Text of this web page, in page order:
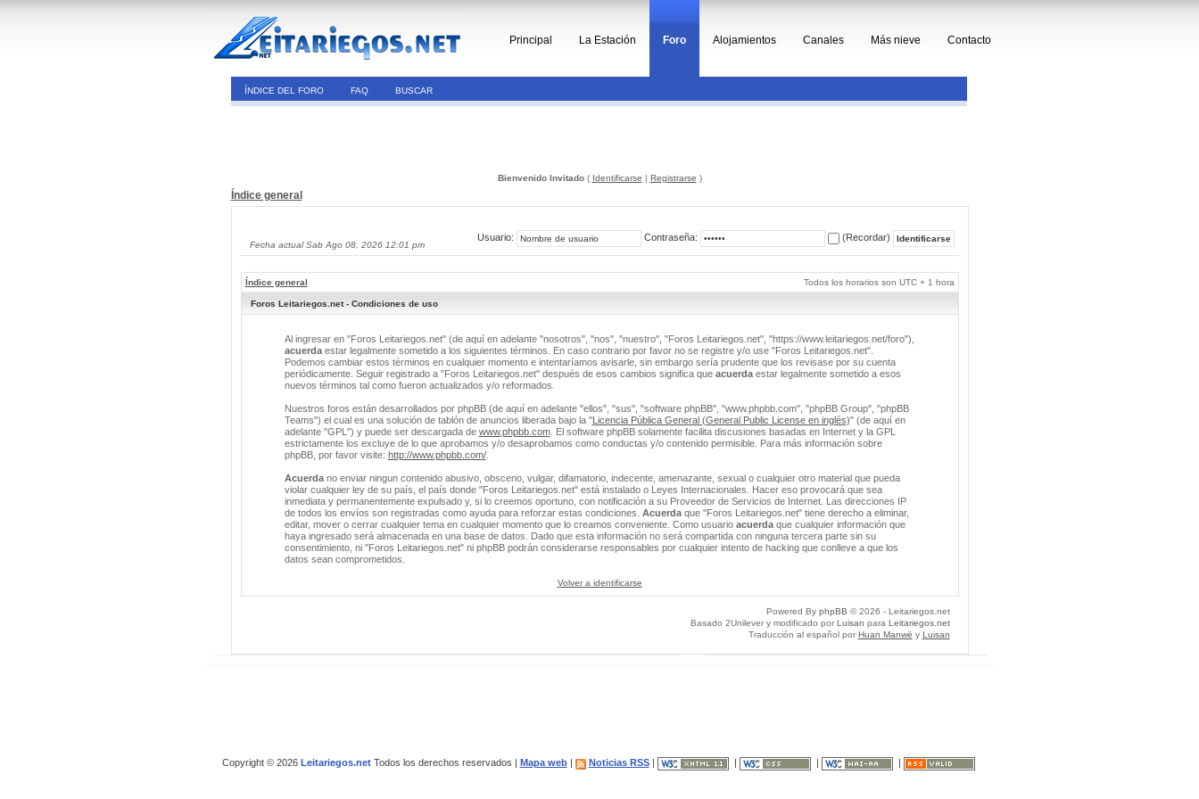
Principal La Estación Foro Alojamientos Canales Más nieve Contacto
ÍNDICE DEL FORO FAQ BUSCAR
Bienvenido Invitado( Identificarse | Registrarse )
Índice general
Fecha actual Sab Ago 08, 2026 12:01 pm
Usuario: Contraseña: (Recordar)
Índice general Todos los horarios son UTC + 1 hora
Foros Leitariegos.net - Condiciones de uso
Al ingresar en "Foros Leitariegos.net" (de aquí en adelante "nosotros", "nos", "nuestro", "Foros Leitariegos.net", "https://www.leitariegos.net/foro"),
acuerdaestar legalmente sometido a los siguientes términos. En caso contrario por favor no se registre y/o use "Foros Leitariegos.net".
Podemos cambiar estos términos en cualquier momento e intentaríamos avisarle, sin embargo sería prudente que los revisase por su cuenta
periódicamente. Seguir registrado a "Foros Leitariegos.net" después de esos cambios significa que acuerdaestar legalmente sometido a esos
nuevos términos tal como fueron actualizados y/o reformados.
Nuestros foros están desarrollados por phpBB (de aquí en adelante "ellos", "sus", "software phpBB", "www.phpbb.com", "phpBB Group", "phpBB
Teams") el cual es una solución de tablón de anuncios liberada bajo la "Licencia Pública General (General Public License en inglés)" (de aquí en
adelante "GPL") y puede ser descargada de www.phpbb.com. El software phpBB solamente facilita discusiones basadas en Internet y la GPL
estrictamente los excluye de lo que aprobamos y/o desaprobamos como conductas y/o contenido permisible. Para más información sobre
phpBB, por favor visite: http://www.phpbb.com/.
Acuerdano enviar ningun contenido abusivo, obsceno, vulgar, difamatorio, indecente, amenazante, sexual o cualquier otro material que pueda
violar cualquier ley de su país, el país donde "Foros Leitariegos.net" está instalado o Leyes Internacionales. Hacer eso provocará que sea
inmediata y permanentemente expulsado y, si lo creemos oportuno, con notificación a su Proveedor de Servicios de Internet. Las direcciones IP
de todos los envíos son registradas como ayuda para reforzar estas condiciones. Acuerdaque "Foros Leitariegos.net" tiene derecho a eliminar,
editar, mover o cerrar cualquier tema en cualquier momento que lo creamos conveniente. Como usuario acuerdaque cualquier información que
haya ingresado será almacenada en una base de datos. Dado que esta información no será compartida con ninguna tercera parte sin su
consentimiento, ni "Foros Leitariegos.net" ni phpBB podrán considerarse responsables por cualquier intento de hacking que conlleve a que los
datos sean comprometidos.
Volver a identificarse
Powered By phpBB © 2026 - Leitariegos.net
Basado 2Unilever y modificado por Luisan para Leitariegos.net
Traducción al español por Huan Manwë y Luisan
Copyright © 2026 Leitariegos.netTodos los derechos reservados | Mapa web| Noticias RSS|